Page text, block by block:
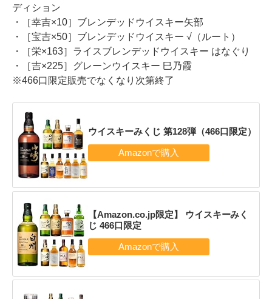
ディション
・［幸吉×10］ブレンデッドウイスキー矢部
・［宝吉×50］ブレンデッドウイスキー √（ルート）
・［栄×163］ライスブレンデッドウイスキー はなぐり
・［吉×225］グレーンウイスキー 巳乃霞
※466口限定販売でなくなり次第終了
ウイスキーみくじ 第128弾（466口限定）
【Amazon.co.jp限定】 ウイスキーみく
じ 466口限定